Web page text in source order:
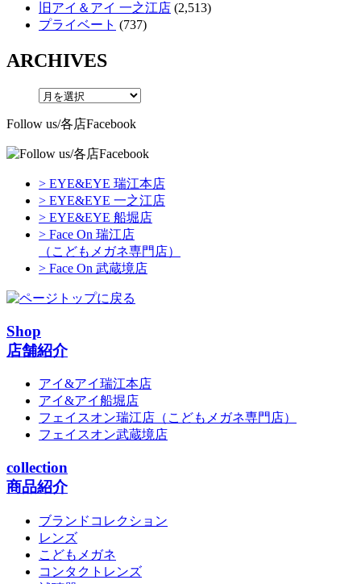
旧アイ＆アイ 一之江店 (2,513)
プライベート (737)
ARCHIVES
Follow us/各店Facebook
> EYE&EYE 瑞江本店
> EYE&EYE 一之江店
> EYE&EYE 船堀店
> Face On 瑞江店
（こどもメガネ専門店）
> Face On 武蔵境店
Shop
店舗紹介
アイ&アイ瑞江本店
アイ&アイ船堀店
フェイスオン瑞江店 （こどもメガネ専門店）
フェイスオン武蔵境店
collection
商品紹介
ブランドコレクション
レンズ
こどもメガネ
コンタクトレンズ